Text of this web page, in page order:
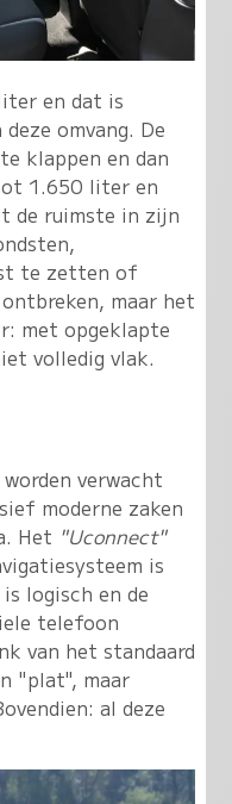
en dat is
omvang. De
klappen en dan
1.650 liter en
de ruimste in zijn
te zetten of
maar het
met opgeklapte
volledig vlak.
verwacht
moderne zaken
Het "Uconnect"
is
logisch en de
telefoon
van het standaard
"plat", maar
al deze